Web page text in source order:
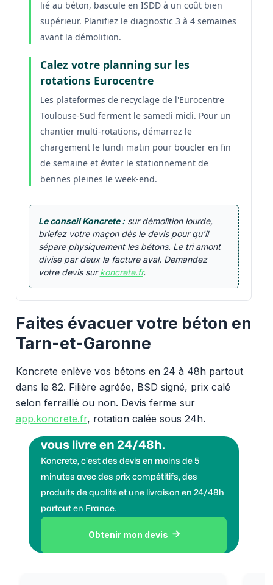
lié au béton, bascule en ISDD à un coût bien
supérieur. Planifiez le diagnostic 3 à 4 semaines
avant la démolition.
Calez votre planning sur les
rotations Eurocentre
Les plateformes de recyclage de l'Eurocentre
Toulouse-Sud ferment le samedi midi. Pour un
chantier multi-rotations, démarrez le
chargement le lundi matin pour boucler en fin
de semaine et éviter le stationnement de
bennes pleines le week-end.
Le conseil Koncrete :sur démolition lourde,
briefez votre maçon dès le devis pour qu'il
sépare physiquement les bétons. Le tri amont
divise par deux la facture aval. Demandez
votre devis surkoncrete.fr.
Faites évacuer votre béton en
Tarn-et-Garonne
Koncrete enlève vos bétons en 24 à 48h partout
dans le 82. Filière agréée, BSD signé, prix calé
selon ferraillé ou non. Devis ferme sur
app.koncrete.fr, rotation calée sous 24h.
vous livre en 24/48h.
Koncrete, c'est des devis en moins de 5
minutes avec des prix compétitifs, des
produits de qualité et une livraison en 24/48h
partout en France.
Obtenir mon devis 